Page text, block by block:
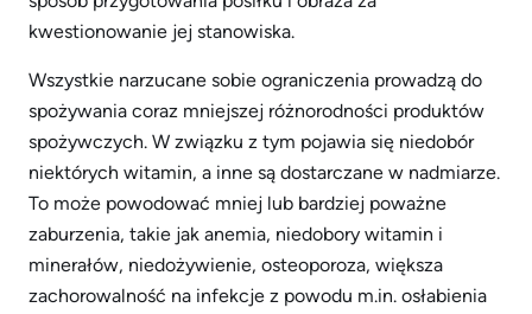
kwestionowanie jej stanowiska.
Wszystkie narzucane sobie ograniczenia prowadzą do
spożywania coraz mniejszej różnorodności produktów
spożywczych. W związku z tym pojawia się niedobór
niektórych witamin, a inne są dostarczane w nadmiarze.
To może powodować mniej lub bardziej poważne
zaburzenia, takie jak anemia, niedobory witamin i
minerałów, niedożywienie, osteoporoza, większa
zachorowalność na infekcje z powodu m.in. osłabienia